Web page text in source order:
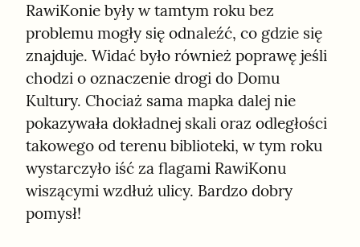
RawiKonie były w tamtym roku bez
problemu mogły się odnaleźć, co gdzie się
znajduje. Widać było również poprawę jeśli
chodzi o oznaczenie drogi do Domu
Kultury. Chociaż sama mapka dalej nie
pokazywała dokładnej skali oraz odległości
takowego od terenu biblioteki, w tym roku
wystarczyło iść za flagami RawiKonu
wiszącymi wzdłuż ulicy. Bardzo dobry
pomysł!